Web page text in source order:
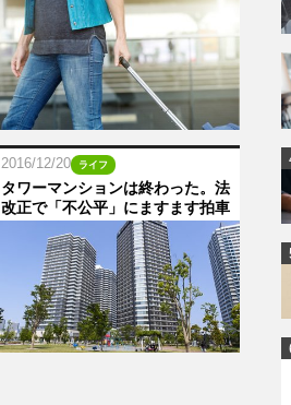
2016/12/20 ライフ
タワーマンションは終わった。法
改正で「不公平」にますます拍車